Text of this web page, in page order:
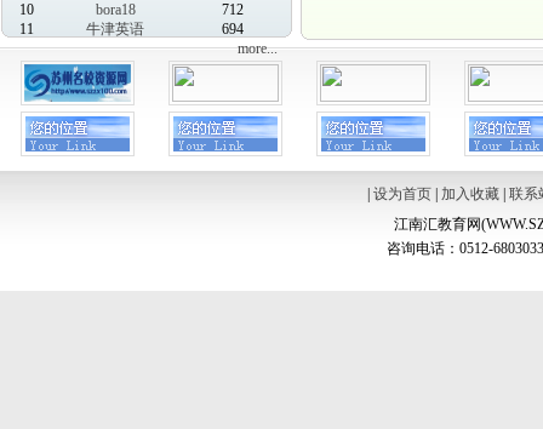
10
bora18
712
11
牛津英语
694
more...
设为首页| 加入收藏| 联系
江南汇教育网
咨询电话：0512-